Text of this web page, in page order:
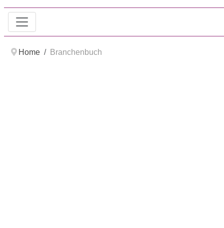
Home Branchenbuch